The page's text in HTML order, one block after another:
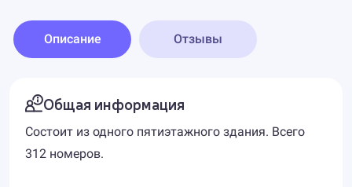
Описание Отзывы
Общая информация
Состоит из одного пятиэтажного здания. Всего
312 номеров.